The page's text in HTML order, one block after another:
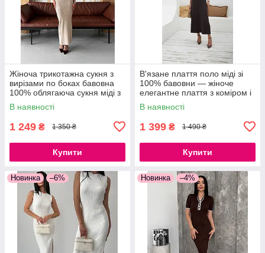
Жіноча трикотажна сукня з
вирізами по боках бавовна
100% облягаюча сукня міді з
розрізом, 42–46
В наявності
1 249 ₴ 1 350 ₴
Купити
В'язане плаття поло міді зі
100% бавовни — жіноче
елегантне плаття з коміром і
коротким рукавом
В наявності
1 399 ₴ 1 490 ₴
Купити
Новинка –6% Новинка –4%